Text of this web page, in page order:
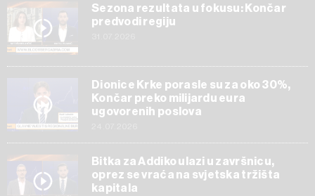
Sezona rezultata u fokusu: Končar
predvodi regiju
Dionice Krke porasle su za oko 30%,
Končar preko milijardu eura
ugovorenih poslova
Bitka za Addiko ulazi u završnicu,
oprez se vraća na svjetska tržišta
kapitala